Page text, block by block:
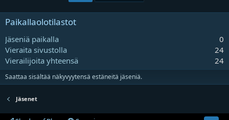
Paikallaolotilastot
Jäseniä paikalla
0
Vieraita sivustolla
24
Vierailijoita yhteensä
24
Saattaa sisältää näkyvyytensä estäneitä jäseniä.
Jäsenet